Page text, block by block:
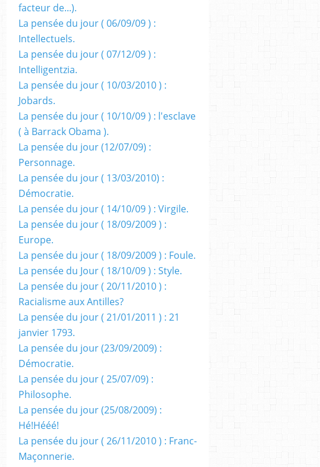
facteur de...).
La pensée du jour ( 06/09/09 ) :
Intellectuels.
La pensée du jour ( 07/12/09 ) :
Intelligentzia.
La pensée du jour ( 10/03/2010 ) :
Jobards.
La pensée du jour ( 10/10/09 ) : l'esclave
( à Barrack Obama ).
La pensée du jour (12/07/09) :
Personnage.
La pensée du jour ( 13/03/2010) :
Démocratie.
La pensée du jour ( 14/10/09 ) : Virgile.
La pensée du jour ( 18/09/2009 ) :
Europe.
La pensée du jour ( 18/09/2009 ) : Foule.
La pensée du Jour ( 18/10/09 ) : Style.
La pensée du jour ( 20/11/2010 ) :
Racialisme aux Antilles?
La pensée du jour ( 21/01/2011 ) : 21
janvier 1793.
La pensée du jour (23/09/2009) :
Démocratie.
La pensée du jour ( 25/07/09) :
Philosophe.
La pensée du jour (25/08/2009) :
Hé!Hééé!
La pensée du jour ( 26/11/2010 ) : Franc-
Maçonnerie.